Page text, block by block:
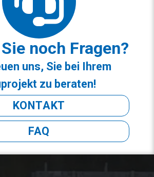
noch Fragen?
uns, Sie bei Ihrem
zu beraten!
KONTAKT
FAQ